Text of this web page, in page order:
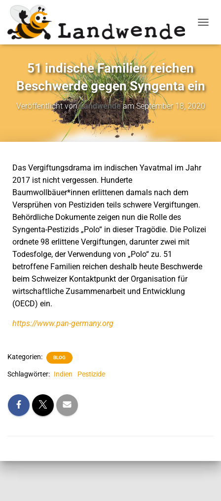
51 indische Familien reichen
Beschwerde gegen Syngenta ein
Veröffentlicht vonLandwendeamSeptember 18, 2020
Das Vergiftungsdrama im indischen Yavatmal im Jahr
2017 ist nicht vergessen. Hunderte
Baumwollbäuer*innen erlittenen damals nach dem
Versprühen von Pestiziden teils schwere Vergiftungen.
Behördliche Dokumente zeigen nun die Rolle des
Syngenta-Pestizids „Polo“ in dieser Tragödie. Die Polizei
ordnete 98 erlittene Vergiftungen, darunter zwei mit
Todesfolge, der Verwendung von „Polo“ zu. 51
betroffene Familien reichen deshalb heute Beschwerde
beim Schweizer Kontaktpunkt der Organisation für
wirtschaftliche Zusammenarbeit und Entwicklung
(OECD) ein.
https://www.pan-germany.org
Kategorien: BLOG
Schlagwörter: Indien Pestizide